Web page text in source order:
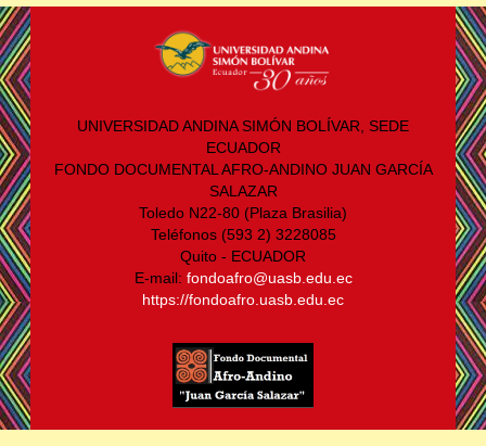
UNIVERSIDAD ANDINA SIMÓN BOLÍVAR, SEDE
ECUADOR
FONDO DOCUMENTAL AFRO-ANDINO JUAN GARCÍA
SALAZAR
Toledo N22-80 (Plaza Brasilia)
Teléfonos (593 2) 3228085
Quito - ECUADOR
E-mail: fondoafro@uasb.edu.ec
https://fondoafro.uasb.edu.ec